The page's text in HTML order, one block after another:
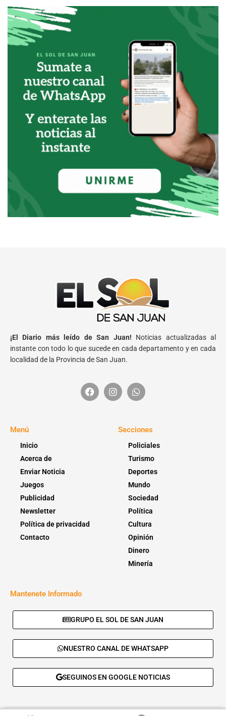
¡El Diario más leído de San Juan! Noticias actualizadas al
instante con todo lo que sucede en cada departamento y en cada
localidad de la Provincia de San Juan.
Menú
Inicio
Acerca de
Enviar Noticia
Juegos
Publicidad
Newsletter
Política de privacidad
Contacto
Secciones
Policiales
Turismo
Deportes
Mundo
Sociedad
Política
Cultura
Opinión
Dinero
Minería
Mantenete Informado
GRUPO EL SOL DE SAN JUAN
NUESTRO CANAL DE WHATSAPP
SEGUINOS EN GOOGLE NOTICIAS